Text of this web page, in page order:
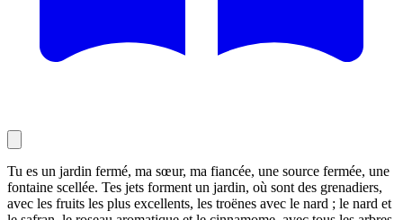
Tu es un jardin fermé, ma sœur, ma fiancée, une source fermée, une
fontaine scellée. Tes jets forment un jardin, où sont des grenadiers,
avec les fruits les plus excellents, les troënes avec le nard ; le nard et